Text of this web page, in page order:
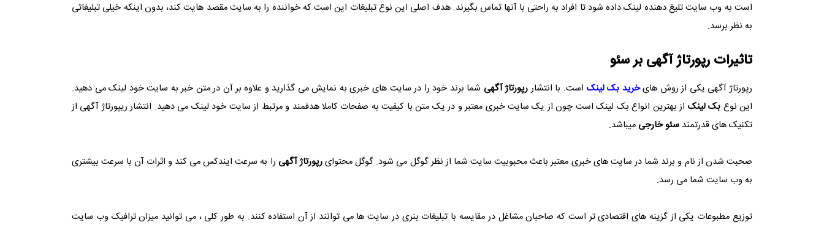
است به وب سایت تلیغ دهنده لینک داده شود تا افراد به راحتی با آنها تماس بگیرند. هدف اصلی این نوع تبلیغات این است که خواننده را به سایت مقصد هایت کند، بدون اینکه خیلی تبلیغاتی
به نظر برسد.
تاثیرات رپورتاژ آگهی بر سئو
رپورتاژ آگهی یکی از روش هایخرید بک لینک است. با انتشاررپورتاژ آگهی شما برند خود را در سایت های خبری به نمایش می گذارید و علاوه بر آن در متن خبر به سایت خود لینک می دهید.
این نوع بک لینک از بهترین انواع بک لینک است چون از یک سایت خبری معتبر و در یک متن با کیفیت به صفحات کاملا هدفمند و مرتبط از سایت خود لینک می دهید. انتشار ریپورتاژ آگهی از
تکنیک های قدرتمند سئو خارجی میباشد.
صحبت شدن از نام و برند شما در سایت های خبری معتبر باعث محبوبیت سایت شما از نظر گوگل می شود. گوگل محتوایرپورتاژ آگهی را به سرعت ایندکس می کند و اثرات آن با سرعت بیشتری
به وب سایت شما می رسد.
توزیع مطبوعات یکی از گزینه های اقتصادی تر است که صاحبان مشاغل در مقایسه با تبلیغات بنری در سایت ها می توانند از آن استفاده کنند. به طور کلی ، می توانید میزان ترافیک وب سایت